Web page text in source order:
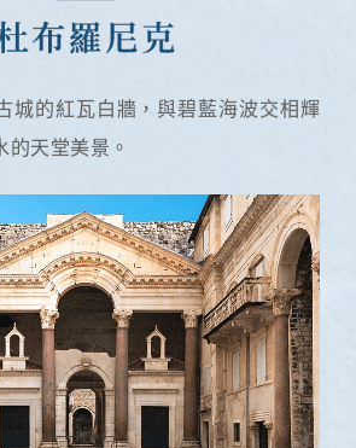
城的紅瓦白牆，與碧藍海波交相輝
天堂美景。